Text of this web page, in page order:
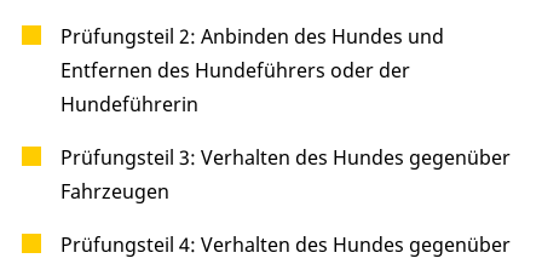
Prüfungsteil 2: Anbinden des Hundes und
Entfernen des Hundeführers oder der
Hundeführerin
Prüfungsteil 3: Verhalten des Hundes gegenüber
Fahrzeugen
Prüfungsteil 4: Verhalten des Hundes gegenüber